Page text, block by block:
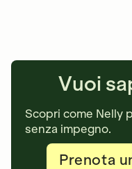
Vuoi
Scopri come Nelly
senza impegno.
Prenota